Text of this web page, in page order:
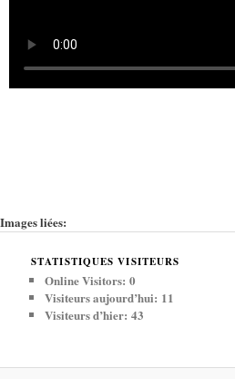
Images liées:
STATISTIQUES VISITEURS
Online Visitors:0
Visiteurs aujourd’hui: 11
Visiteurs d’hier:43